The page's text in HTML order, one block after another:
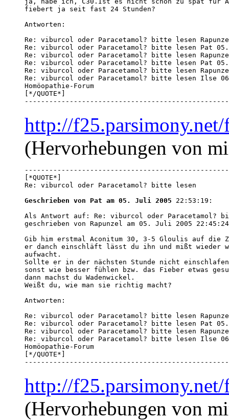
fiebert ja seit fast 24 Stunden?
Antworten:
Re: viburcol oder Paracetamol? bitte lesen
Re: viburcol oder Paracetamol? bitte lesen Pat
Re: viburcol oder Paracetamol? bitte lesen
Re: viburcol oder Paracetamol? bitte lesen Pat
Re: viburcol oder Paracetamol? bitte lesen
Re: viburcol oder Paracetamol? bitte lesen Ilse
Homöopathie-Forum
[*/QUOTE*]
http://
(Hervorhebungen von
[*QUOTE*]
Re: viburcol oder Paracetamol? bitte lesen
Geschrieben von Pat am 05. Juli 2005 22:53:19:
Als Antwort auf: Re: viburcol oder Paracetamol?
geschrieben von Rapunzel am 05. Juli 2005
Gib him erstmal Aconitum 30, 3-5 Gloulis auf die
er danch einschläft lässt du ihn und mißt wieder
aufwacht.
Sollte er in der nächsten Stunde nicht
sonst wie besser fühlen bzw. das Fieber etwas
dann machst du Wadenwickel.
Weißt du, wie man sie richtig macht?
Antworten:
Re: viburcol oder Paracetamol? bitte lesen
Re: viburcol oder Paracetamol? bitte lesen Pat
Re: viburcol oder Paracetamol? bitte lesen
Re: viburcol oder Paracetamol? bitte lesen Ilse
Homöopathie-Forum
[*/QUOTE*]
http://
(Hervorhebungen von